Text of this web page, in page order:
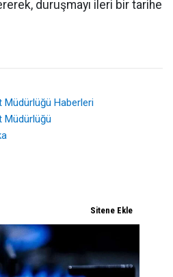
duruşmayı ileri bir tarihe
Haberleri
Müdürlüğü